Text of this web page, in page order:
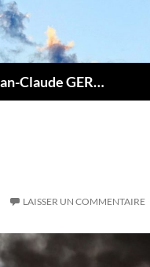
Regardauvergne – Gaël Jean-Claude GERARD
LAISSER UN COMMENTAIRE